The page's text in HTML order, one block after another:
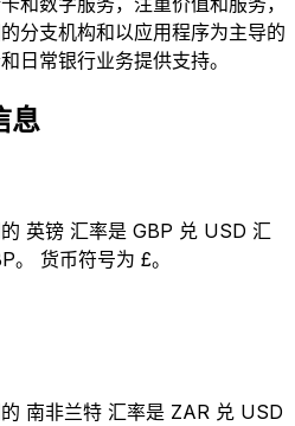
分支机构和以应用程序为主导的
日常银行业务提供支持。
息
英镑 汇率是 GBP 兑 USD 汇
。 货币符号为 £。
南非兰特 汇率是 ZAR 兑 USD